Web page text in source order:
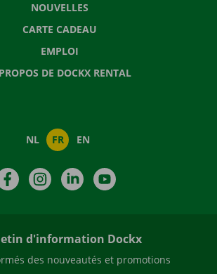
NOUVELLES
CARTE CADEAU
EMPLOI
DE DOCKX RENTAL
NL FR EN
FacebookInstagramLinkedIn
d'information Dockx
des nouveautés et promotions